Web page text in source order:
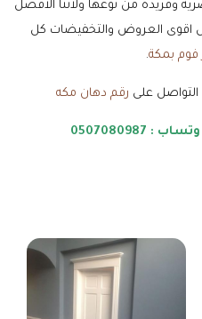
وفريدة من نوعها ولاننا الافضل
اقوى العروض والتخفيضات كل
فوم بمكة.
التواصل على رقم دهان مكه
وتساب : 0507080987